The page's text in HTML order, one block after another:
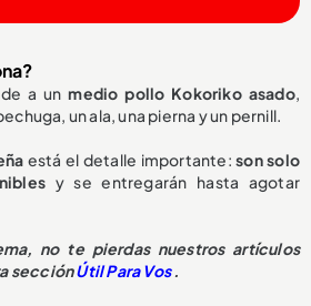
a unmedio pollo Kokoriko asado,
un ala, una pierna y un pernill.
está el detalle importante:son solo
y se entregarán hasta agotar
no te pierdas nuestros artículos
secciónÚtil Para Vos.